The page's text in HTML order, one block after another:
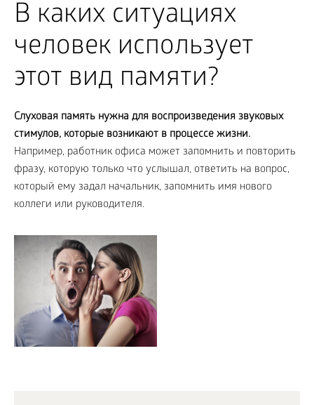
В каких ситуациях
человек использует
этот вид памяти?
Слуховая память нужна для воспроизведения звуковых
стимулов, которые возникают в процессе жизни.
Например, работник офиса может запомнить и повторить
фразу, которую только что услышал, ответить на вопрос,
который ему задал начальник, запомнить имя нового
коллеги или руководителя.